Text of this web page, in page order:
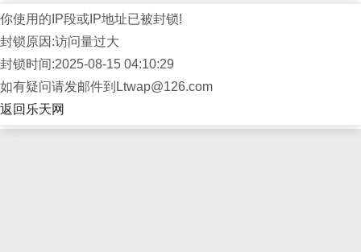
你使用的IP段或IP地址已被封锁!
封锁原因:访问量过大
封锁时间:2025-08-15 04:10:29
如有疑问请发邮件到Ltwap@126.com
返回乐天网